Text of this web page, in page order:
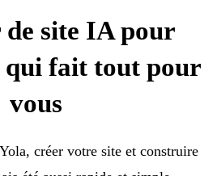
site IA pour
qui fait tout pour
vous
créer votre site et construire